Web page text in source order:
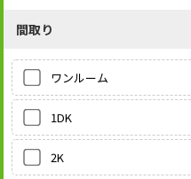
間取り
ワンルーム
1DK
2K